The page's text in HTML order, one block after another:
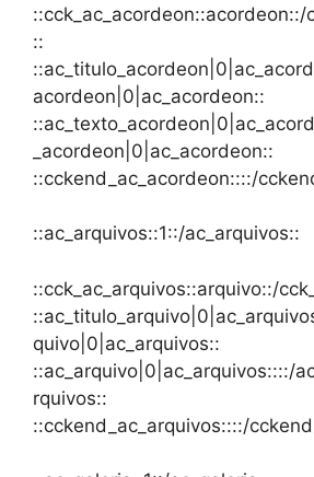
::cck_ac_acordeon::acordeon::/
::
acordeon|0|ac_acordeon::
_acordeon|0|ac_acordeon::
::cckend_ac_acordeon::::/
::ac_arquivos::1::/ac_arquivos::
::cck_ac_arquivos::arquivo::/
quivo|0|ac_arquivos::
::ac_arquivo|0|ac_arquivos::::/
rquivos::
::cckend_ac_arquivos::::/